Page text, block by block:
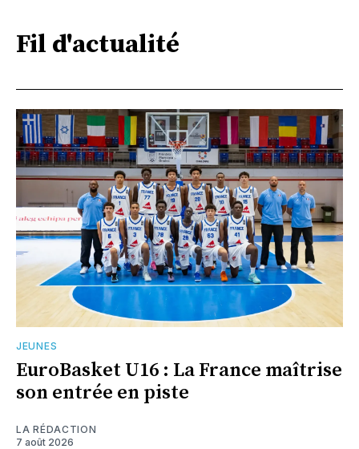
Fil d'actualité
JEUNES
EuroBasket U16 : La France maîtrise
son entrée en piste
LA RÉDACTION
7 août 2026